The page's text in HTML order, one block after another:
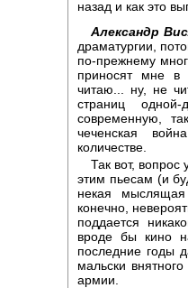
назад и как это
Александр
драматургии,
по-прежнему
приносят мне в
читаю... ну, не
страниц
современную,
чеченская
количестве.
Так вот,
этим пьесам (и
некая
конечно,
поддается
вроде бы кино
последние годы
мальски
армии.